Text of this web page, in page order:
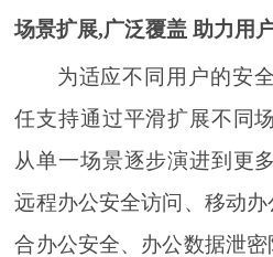
场景扩展,广泛覆盖 助力用
为适应不同用户的安
任支持通过平滑扩展不同
从单一场景逐步演进到更
远程办公安全访问、移动
合办公安全、办公数据泄